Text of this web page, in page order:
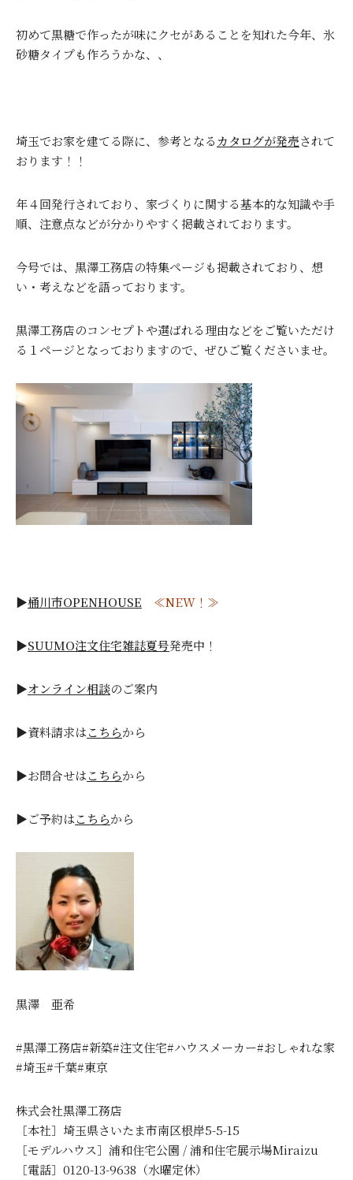
初めて黒糖で作ったが味にクセがあることを知れた今年、氷
砂糖タイプも作ろうかな、、
埼玉でお家を建てる際に、参考となる カタログが発売されて
おります！！
年４回発行されており、家づくりに関する基本的な知識や手
順、注意点などが分かりやすく掲載されております。
今号では、黒澤工務店の特集ページも掲載されており、想
い・考えなどを語っております。
黒澤工務店のコンセプトや選ばれる理由などをご覧いただけ
る１ページとなっておりますので、ぜひご覧くださいませ。
▶桶川市OPENHOUSE ≪NEW！≫
▶SUUMO注文住宅雑誌夏号発売中！
▶オンライン相談のご案内
▶資料請求はこちらから
▶お問合せはこちらから
▶ご予約はこちらから
黒澤 亜希
#黒澤工務店#新築#注文住宅#ハウスメーカー#おしゃれな家
#埼玉#千葉#東京
株式会社黒澤工務店
［本社］埼玉県さいたま市南区根岸5-5-15
［モデルハウス］浦和住宅公園 / 浦和住宅展示場Miraizu
［電話］0120-13-9638（水曜定休）